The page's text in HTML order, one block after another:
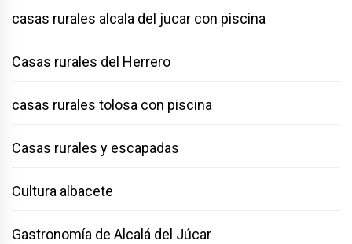
casas rurales alcala del jucar con piscina
Casas rurales del Herrero
casas rurales tolosa con piscina
Casas rurales y escapadas
Cultura albacete
Gastronomía de Alcalá del Júcar